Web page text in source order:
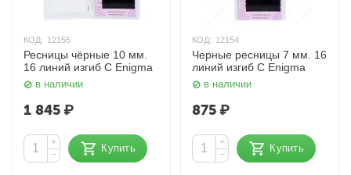
КОД: 12155
Ресницы чёрные 10 мм.
16 линий изгиб C Enigma
в наличии
1 845₽
+
−
Купить
КОД: 12154
Черные ресницы 7 мм. 16
линий изгиб C Enigma
в наличии
875₽
+
−
Купить